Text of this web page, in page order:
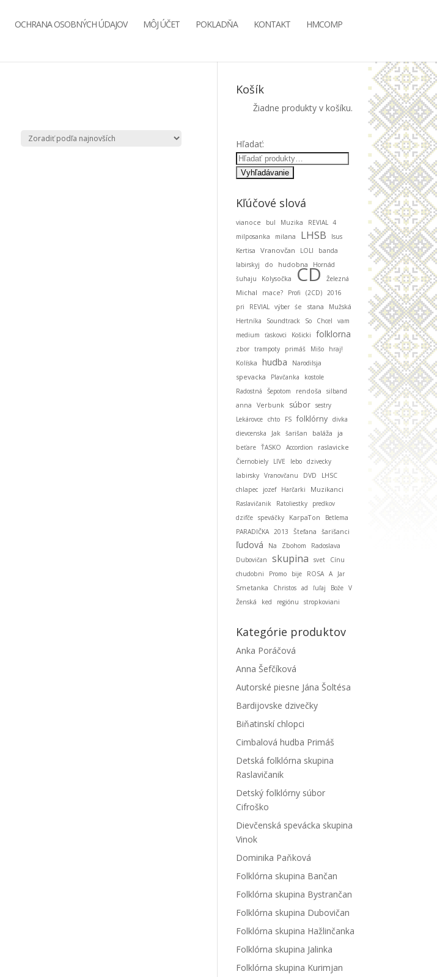
OCHRANA OSOBNÝCH ÚDAJOV MÔJ ÚČET POKLADŇA KONTAKT HMCOMP
Košík
Žiadne produkty v košíku.
Hľadať:
Kľúčové slová
vianoce bul Muzika
REVIAL 4
milposanka
milana LHSB
Isus
Kertisa
Vranovčan LOLI
banda
labirskyj
do hudobna
Hornád
šuhaju
Kolysočka CD Železná
Michal mace? Profi (2CD) 2016
pri
REVIAL výber śe stana
Mužská
Hertníka
Soundtrack So Chcel
vam
medium
ťaskovci Košicki folklorna
zbor trampoty primáš Mišo
hraj!
Kolíska
hudba Narodilsja
spevacka Plavčanka
kostole
Radostná
Šepotom rendoša
silband
anna
Verbunk súbor sestry
Lekárovce chto FS folklórny divka
dievcenska
Jak šarišan baláža ja
beťare ŤASKO Accordion
raslavicke
Čiernobiely
LIVE lebo dzivecky
labirsky Vranovčanu DVD
LHSC
chlapec
jozef Harčarki Muzikanci
Raslavičanik Ratoliestky
predkov
dzifče speváčky KarpaTon
Betlema
PARADIČKA 2013 Štefana šarišanci
ľudová Na Zbohom
Radoslava
Dubovičan
skupina svet
Cínu
chudobni
Promo bije ROSA A Jar
Smetanka Christos ad ľuľaj Bože V
Ženská
ked regiónu stropkoviani
Kategórie produktov
Anka Poráčová
Anna Šefčíková
Autorské piesne Jána Šoltésa
Bardijovske dzivečky
Biňatinskí chlopci
Cimbalová hudba Primáš
Detská folklórna skupina
Raslavičanik
Detský folklórny súbor
Cifroško
Dievčenská spevácka skupina
Vinok
Dominika Paňková
Folklórna skupina Bančan
Folklórna skupina Bystrančan
Folklórna skupina Dubovičan
Folklórna skupina Hažlinčanka
Folklórna skupina Jalinka
Folklórna skupina Kurimjan